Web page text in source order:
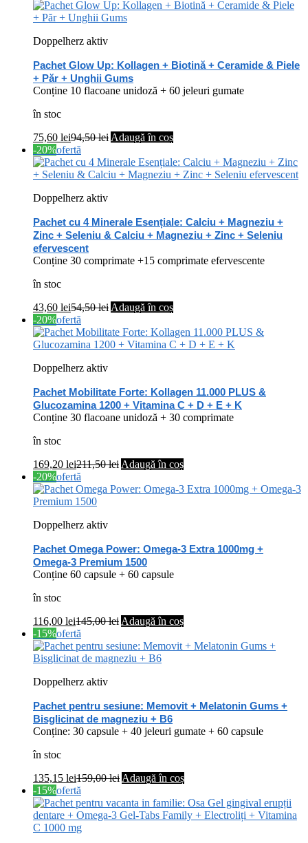
Doppelherz aktiv
Pachet Glow Up: Kollagen + Biotină + Ceramide & Piele
+ Păr + Unghii Gums
Conține 10 flacoane unidoză + 60 jeleuri gumate
în stoc
75,60 lei94,50lei Adaugă în coș
-20%ofertă
Doppelherz aktiv
Pachet cu 4 Minerale Esențiale: Calciu + Magneziu +
Zinc + Seleniu & Calciu + Magneziu + Zinc + Seleniu
efervescent
Conține 30 comprimate +15 comprimate efervescente
în stoc
43,60 lei54,50lei Adaugă în coș
-20%ofertă
Doppelherz aktiv
Pachet Mobilitate Forte: Kollagen 11.000 PLUS &
Glucozamina 1200 + Vitamina C + D + E + K
Conține 30 flacoane unidoză + 30 comprimate
în stoc
169,20 lei211,50lei Adaugă în coș
-20%ofertă
Doppelherz aktiv
Pachet Omega Power: Omega-3 Extra 1000mg +
Omega-3 Premium 1500
Conține 60 capsule + 60 capsule
în stoc
116,00 lei145,00lei Adaugă în coș
-15%ofertă
Doppelherz aktiv
Pachet pentru sesiune: Memovit + Melatonin Gums +
Bisglicinat de magneziu + B6
Conține: 30 capsule + 40 jeleuri gumate + 60 capsule
în stoc
135,15 lei159,00lei Adaugă în coș
-15%ofertă